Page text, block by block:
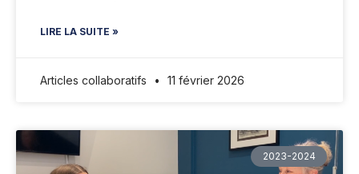
LIRE LA SUITE »
Articles collaboratifs 11 février 2026
2023-2024